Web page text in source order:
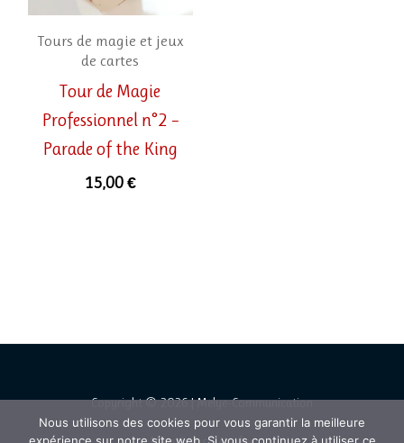
Tours de magie et jeux
de cartes
Tour de Magie
Professionnel n°2 –
Parade of the King
15,00€
Copyright © 2026 | Melye-Communication
Nous utilisons des cookies pour vous garantir la meilleure